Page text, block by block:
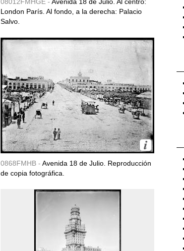
London París. Al fondo, a la derecha: Palacio
Salvo.
0868FMHB - Avenida 18 de Julio. Reproducción
de copia fotográfica.